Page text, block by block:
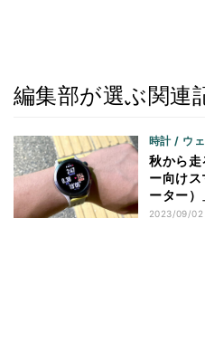
編集部が選ぶ関連
時計 / ウ
秋から
ー向け
ーター
2023/09/02